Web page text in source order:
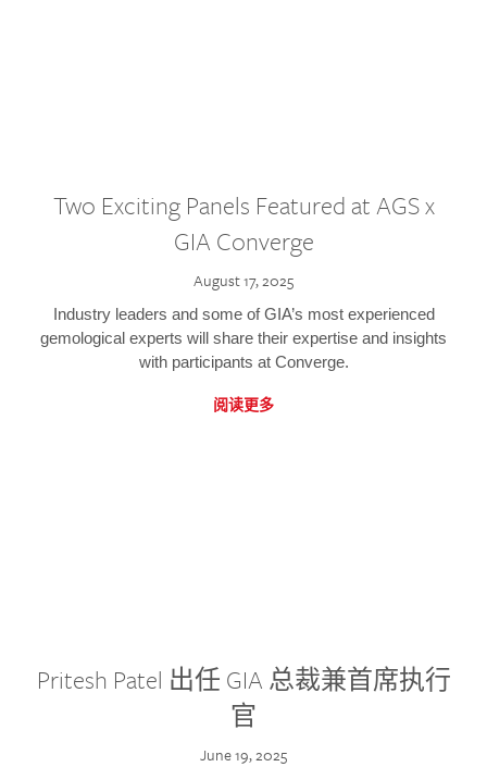
Two Exciting Panels Featured at AGS x
GIA Converge
August 17, 2025
Industry leaders and some of GIA’s most experienced
gemological experts will share their expertise and insights
with participants at Converge.
阅读更多
Pritesh Patel 出任 GIA 总裁兼首席执行
官
June 19, 2025